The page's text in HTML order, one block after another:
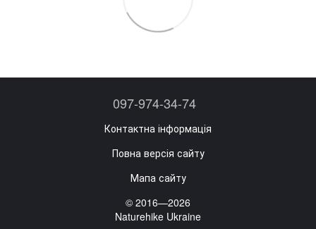
097-974-34-74
Контактна інформація
Повна версія сайту
Мапа сайту
© 2016—2026
Naturehike Ukraine